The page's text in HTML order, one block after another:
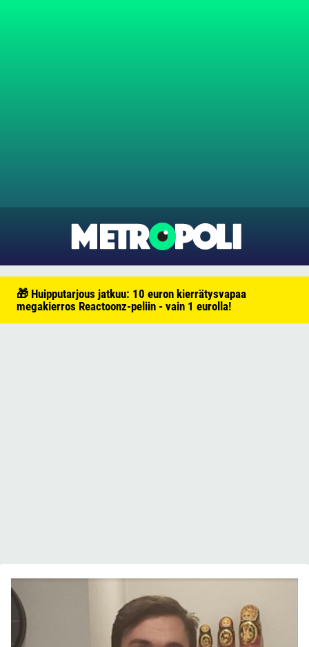
🎁 Huipputarjous jatkuu: 10 euron kierrätysvapaa
megakierros Reactoonz-peliin - vain 1 eurolla!